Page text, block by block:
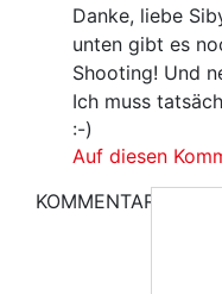
Danke, liebe
unten gibt es
Shooting! Und
Ich muss
:-)
Auf diesen
KOMMENTAR